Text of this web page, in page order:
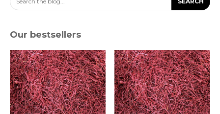
Our bestsellers